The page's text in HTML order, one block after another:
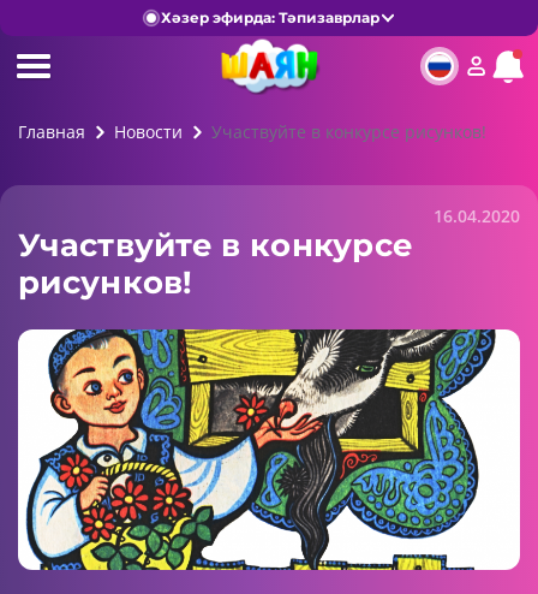
Хәзер эфирда: Тәпизаврлар
Главная Новости Участвуйте в конкурсе рисунков!
16.04.2020
Участвуйте в конкурсе
рисунков!